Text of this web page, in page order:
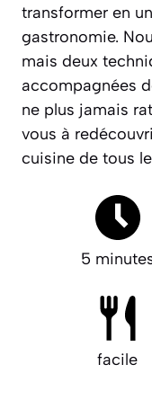
transformer en
gastronomie.
mais deux
accompagnées
ne plus jamais
vous à
cuisine de tous
5
facile